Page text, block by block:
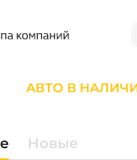
АВТО В
Новые